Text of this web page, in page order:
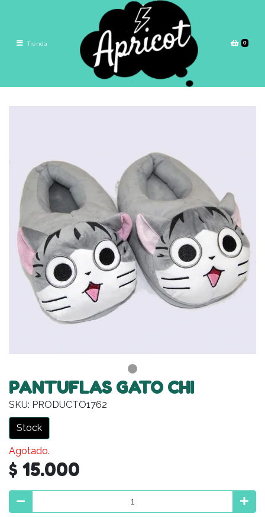
Tienda 0
PANTUFLAS GATO CHI
SKU: PRODUCTO1762
Stock
Agotado.
$ 15.000